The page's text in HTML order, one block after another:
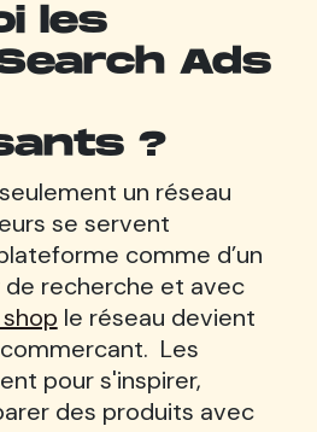
les
Ads
?
un réseau
se servent
comme d’un
recherche et avec
le réseau devient
Les
pour s'inspirer,
des produits avec